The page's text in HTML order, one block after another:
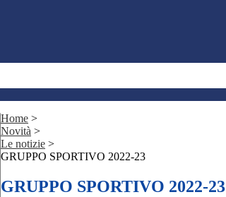
Home >
Novità >
Le notizie >
GRUPPO SPORTIVO 2022-23
GRUPPO SPORTIVO 2022-23